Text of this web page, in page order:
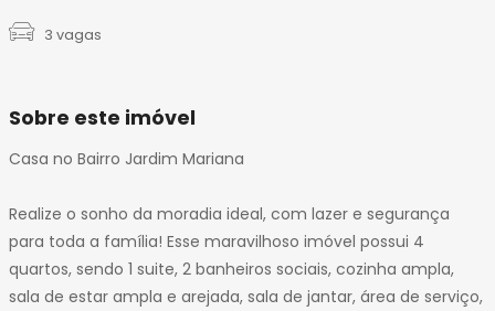
19
3 vagas
Sobre este imóvel
Casa no Bairro Jardim Mariana
Realize o sonho da moradia ideal, com lazer e segurança
para toda a família! Esse maravilhoso imóvel possui 4
quartos, sendo 1 suite, 2 banheiros sociais, cozinha ampla,
sala de estar ampla e arejada, sala de jantar, área de serviço,